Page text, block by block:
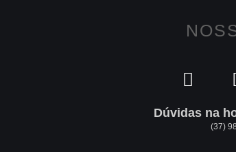
Dúvidas na
(37)